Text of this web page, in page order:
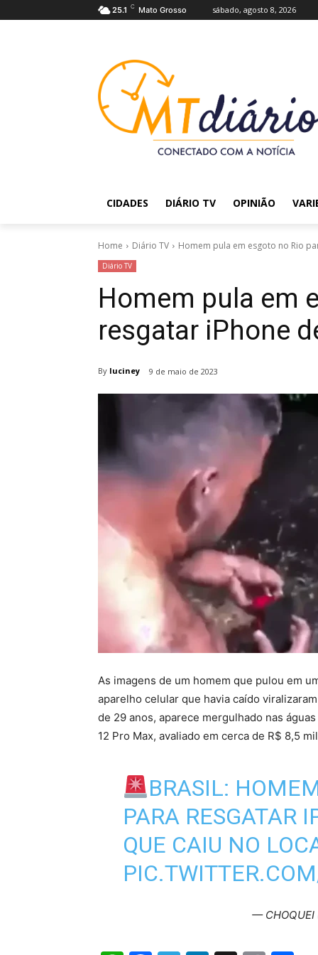
25.1 C Mato Grosso sábado, agosto 8, 2026
CIDADES DIÁRIO TV OPINIÃO
Home Diário TV Homem pula em esgoto no Rio
Diário TV
Homem pula em
resgatar iPhone
By luciney 9 de maio de 2023
As imagens de um homem que pulou em
aparelho celular que havia caído
de 29 anos, aparece mergulhado nas
12 Pro Max, avaliado em cerca de R$ 8,5
BRASIL:
PARA RESGATAR
QUE CAIU NO
— CHOQUEI